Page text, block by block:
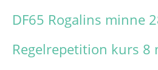
:DF65 Rogalins minne
Regelrepetition kurs 8